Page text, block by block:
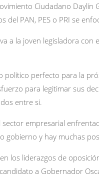
Ciudadano
del PAN, PES o PRI se
a la joven legisladora
político perfecto para la
para legitimar sus
entre si.
empresarial
gobierno y hay muchas
los liderazgos de
a Gobernador